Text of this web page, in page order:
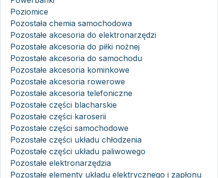
Poziomice
Pozostała chemia samochodowa
Pozostałe akcesoria do elektronarzędzi
Pozostałe akcesoria do piłki nożnej
Pozostałe akcesoria do samochodu
Pozostałe akcesoria kominkowe
Pozostałe akcesoria rowerowe
Pozostałe akcesoria telefoniczne
Pozostałe części blacharskie
Pozostałe części karoserii
Pozostałe części samochodowe
Pozostałe części układu chłodzenia
Pozostałe części układu paliwowego
Pozostałe elektronarzędzia
Pozostałe elementy układu elektrycznego i zapłonu